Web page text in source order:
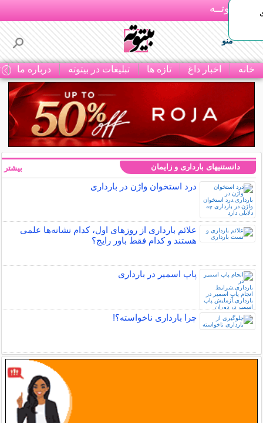
بـیتوتــه
منو
خانه اخبار داغ تازه ها تبلیغات در بیتوته درباره ما
دانستنیهای بارداری و زایمان
درد استخوان واژن در بارداری
علائم بارداری از روزهای اول، کدام نشانه‌ها علمی
هستند و کدام فقط باور رایج؟
پاپ اسمیر در بارداری
چرا بارداری ناخواسته؟!
بیشتر